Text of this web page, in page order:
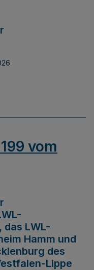
vom
LWL-
Hamm und
des
Lippe